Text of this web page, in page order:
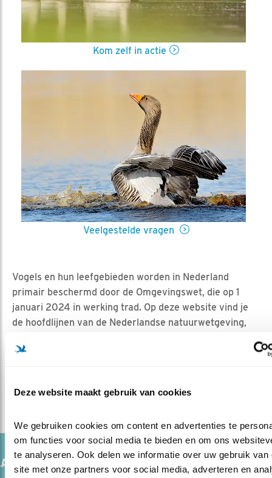
Deze website maakt gebruik van cookies
We gebruiken cookies om content en advertenties te
om functies voor social media te bieden en om ons
te analyseren. Ook delen we informatie over uw gebruik van
site met onze partners voor social media, adverteren en
Kom zelf in actie
Veelgestelde vragen
Vogels en hun leefgebieden worden in Nederland
primair beschermd door de Omgevingswet, die op 1
januari 2024 in werking trad. Op deze website vind je
de hoofdlijnen van de Nederlandse natuurwetgeving,
overtreden en enkele veelgestelde vragen. Zoek je
BIJ JOU IN DE BUURT